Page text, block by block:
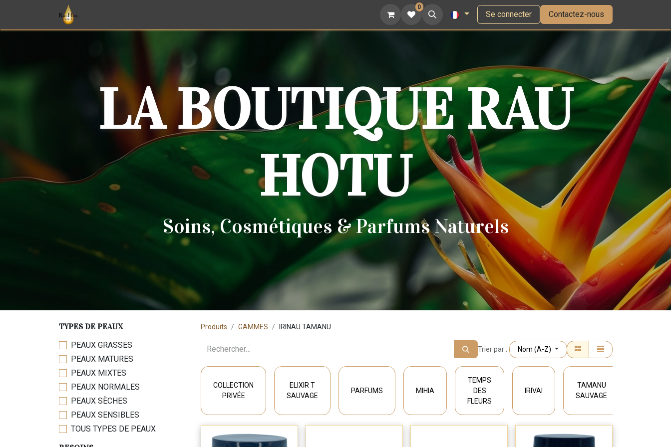
Devenez revendeur
0
Se connecter Contactez-nous
LA BOUTIQUE RAU
HOTU
Soins, Cosmétiques & Parfums Naturels
TYPES DE PEAUX
PEAUX GRASSES
PEAUX MATURES
PEAUX MIXTES
PEAUX NORMALES
PEAUX SÈCHES
PEAUX SENSIBLES
TOUS TYPES DE PEAUX
Produits GAMMES IRINAU TAMANU
Trier par : Nom (A-Z)
COLLECTION
PRIVÉE
ELIXIR T
SAUVAGE
PARFUMS MIHIA
TEMPS
DES
FLEURS
IRIVAI
TAMANU
SAUVAGE